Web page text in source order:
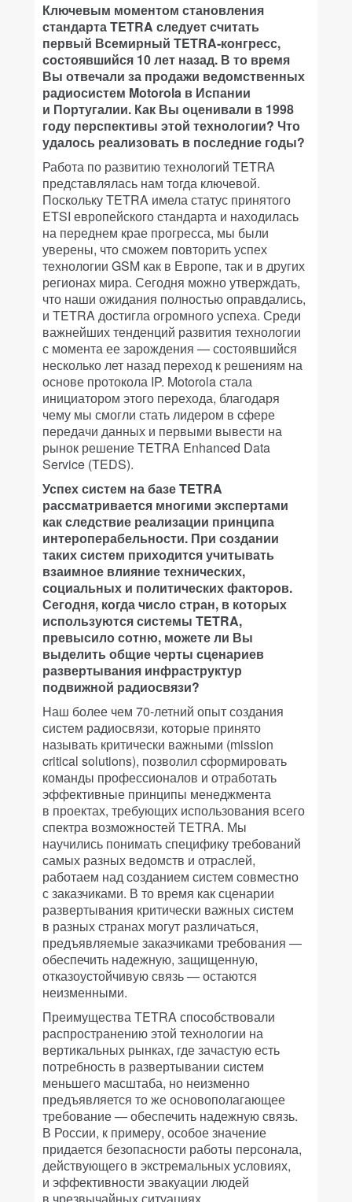
Ключевым моментом становления
стандарта TETRA следует считать
первый Всемирный TETRA-конгресс,
состоявшийся 10 лет назад. В то время
Вы отвечали за продажи ведомственных
радиосистем Motorola в Испании
и Португалии. Как Вы оценивали в 1998
году перспективы этой технологии? Что
удалось реализовать в последние годы?
Работа по развитию технологий TETRA
представлялась нам тогда ключевой.
Поскольку TETRA имела статус принятого
ETSI европейского стандарта и находилась
на переднем крае прогресса, мы были
уверены, что сможем повторить успех
технологии GSM как в Европе, так и в других
регионах мира. Сегодня можно утверждать,
что наши ожидания полностью оправдались,
и TETRA достигла огромного успеха. Среди
важнейших тенденций развития технологии
с момента ее зарождения — состоявшийся
несколько лет назад переход к решениям на
основе протокола IP. Motorola стала
инициатором этого перехода, благодаря
чему мы смогли стать лидером в сфере
передачи данных и первыми вывести на
рынок решение TETRA Enhanced Data
Service (TEDS).
Успех систем на базе TETRA
рассматривается многими экспертами
как следствие реализации принципа
интероперабельности. При создании
таких систем приходится учитывать
взаимное влияние технических,
социальных и политических факторов.
Сегодня, когда число стран, в которых
используются системы TETRA,
превысило сотню, можете ли Вы
выделить общие черты сценариев
развертывания инфраструктур
подвижной радиосвязи?
Наш более чем 70-летний опыт создания
систем радиосвязи, которые принято
называть критически важными (mission
critical solutions), позволил сформировать
команды профессионалов и отработать
эффективные принципы менеджмента
в проектах, требующих использования всего
спектра возможностей TETRA. Мы
научились понимать специфику требований
самых разных ведомств и отраслей,
работаем над созданием систем совместно
с заказчиками. В то время как сценарии
развертывания критически важных систем
в разных странах могут различаться,
предъявляемые заказчиками требования —
обеспечить надежную, защищенную,
отказоустойчивую связь — остаются
неизменными.
Преимущества TETRA способствовали
распространению этой технологии на
вертикальных рынках, где зачастую есть
потребность в развертывании систем
меньшего масштаба, но неизменно
предъявляется то же основополагающее
требование — обеспечить надежную связь.
В России, к примеру, особое значение
придается безопасности работы персонала,
действующего в экстремальных условиях,
и эффективности эвакуации людей